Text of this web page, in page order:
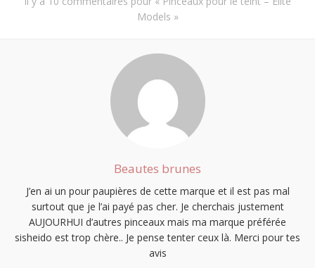
Models »
Beautes brunes
J’en ai un pour paupières de cette marque et il est pas mal
surtout que je l’ai payé pas cher. Je cherchais justement
AUJOURHUI d’autres pinceaux mais ma marque préférée
sisheido est trop chère.. Je pense tenter ceux là. Merci pour tes
avis